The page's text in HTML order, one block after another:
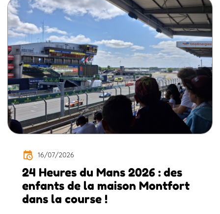
16/07/2026
24 Heures du Mans 2026 : des
enfants de la maison Montfort
dans la course !